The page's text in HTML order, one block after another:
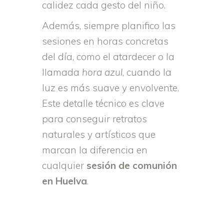
calidez cada gesto del niño.
Además, siempre planifico las
sesiones en horas concretas
del día, como el atardecer o la
llamada hora azul, cuando la
luz es más suave y envolvente.
Este detalle técnico es clave
para conseguir retratos
naturales y artísticos que
marcan la diferencia en
cualquier sesión de comunión
en Huelva.